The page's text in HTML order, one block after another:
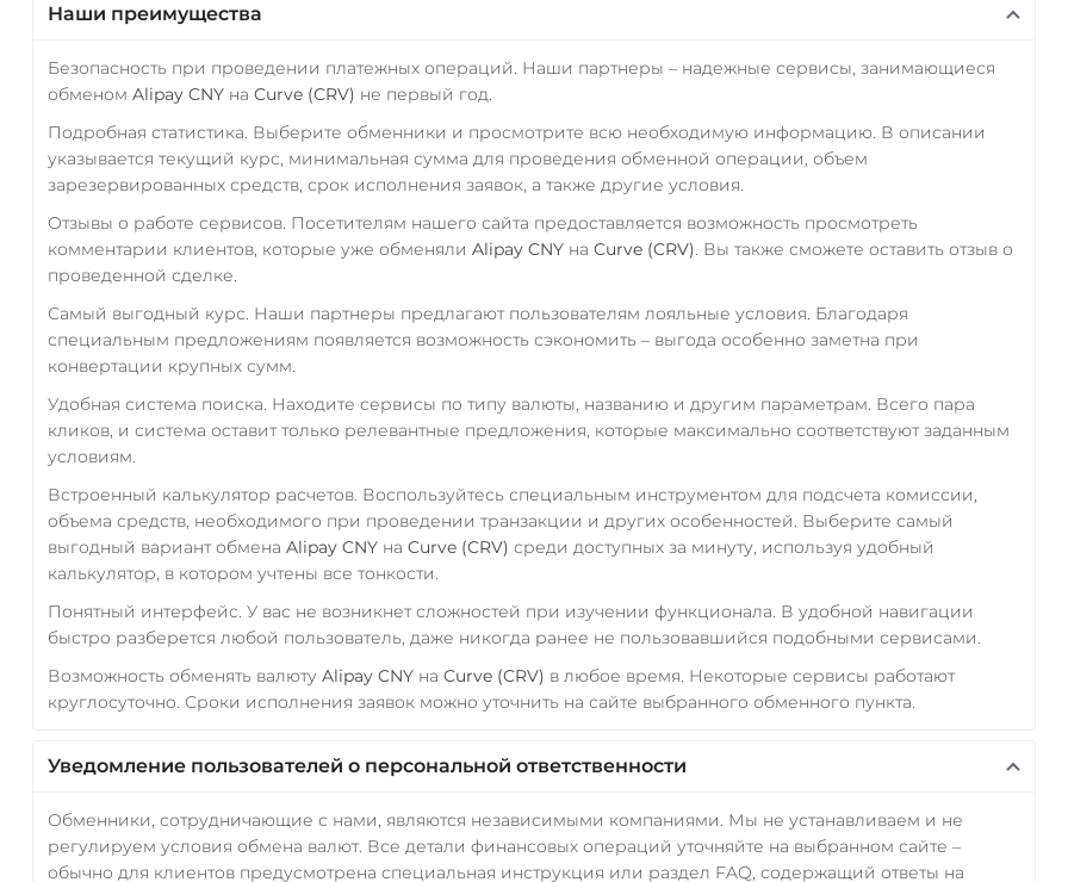
Наши преимущества
Безопасность при проведении платежных операций. Наши партнеры – надежные сервисы, занимающиеся
обменом Alipay CNYна Curve (CRV) не первый год.
Подробная статистика. Выберите обменники и просмотрите всю необходимую информацию. В описании
указывается текущий курс, минимальная сумма для проведения обменной операции, объем
зарезервированных средств, срок исполнения заявок, а также другие условия.
Отзывы о работе сервисов. Посетителям нашего сайта предоставляется возможность просмотреть
комментарии клиентов, которые уже обменяли Alipay CNYна Curve (CRV). Вы также сможете оставить отзыв о
проведенной сделке.
Самый выгодный курс. Наши партнеры предлагают пользователям лояльные условия. Благодаря
специальным предложениям появляется возможность сэкономить – выгода особенно заметна при
конвертации крупных сумм.
Удобная система поиска. Находите сервисы по типу валюты, названию и другим параметрам. Всего пара
кликов, и система оставит только релевантные предложения, которые максимально соответствуют заданным
условиям.
Встроенный калькулятор расчетов. Воспользуйтесь специальным инструментом для подсчета комиссии,
объема средств, необходимого при проведении транзакции и других особенностей. Выберите самый
выгодный вариант обмена Alipay CNYна Curve (CRV) среди доступных за минуту, используя удобный
калькулятор, в котором учтены все тонкости.
Понятный интерфейс. У вас не возникнет сложностей при изучении функционала. В удобной навигации
быстро разберется любой пользователь, даже никогда ранее не пользовавшийся подобными сервисами.
Возможность обменять валюту Alipay CNYна Curve (CRV) в любое время. Некоторые сервисы работают
круглосуточно. Сроки исполнения заявок можно уточнить на сайте выбранного обменного пункта.
Уведомление пользователей о персональной ответственности
Обменники, сотрудничающие с нами, являются независимыми компаниями. Мы не устанавливаем и не
регулируем условия обмена валют. Все детали финансовых операций уточняйте на выбранном сайте –
обычно для клиентов предусмотрена специальная инструкция или раздел FAQ, содержащий ответы на